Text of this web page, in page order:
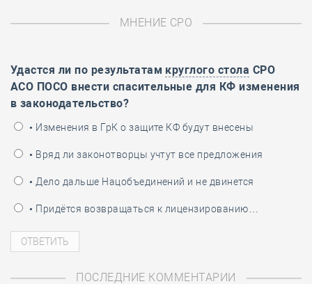
МНЕНИЕ СРО
Удастся ли по результатам круглого стола СРО
АСО ПОСО внести спасительные для КФ изменения
в законодательство?
• Изменения в ГрК о защите КФ будут внесены
• Вряд ли законотворцы учтут все предложения
• Дело дальше Нацобъединений и не двинется
• Придётся возвращаться к лицензированию…
ПОСЛЕДНИЕ КОММЕНТАРИИ